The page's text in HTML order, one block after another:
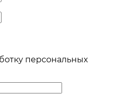
персональных